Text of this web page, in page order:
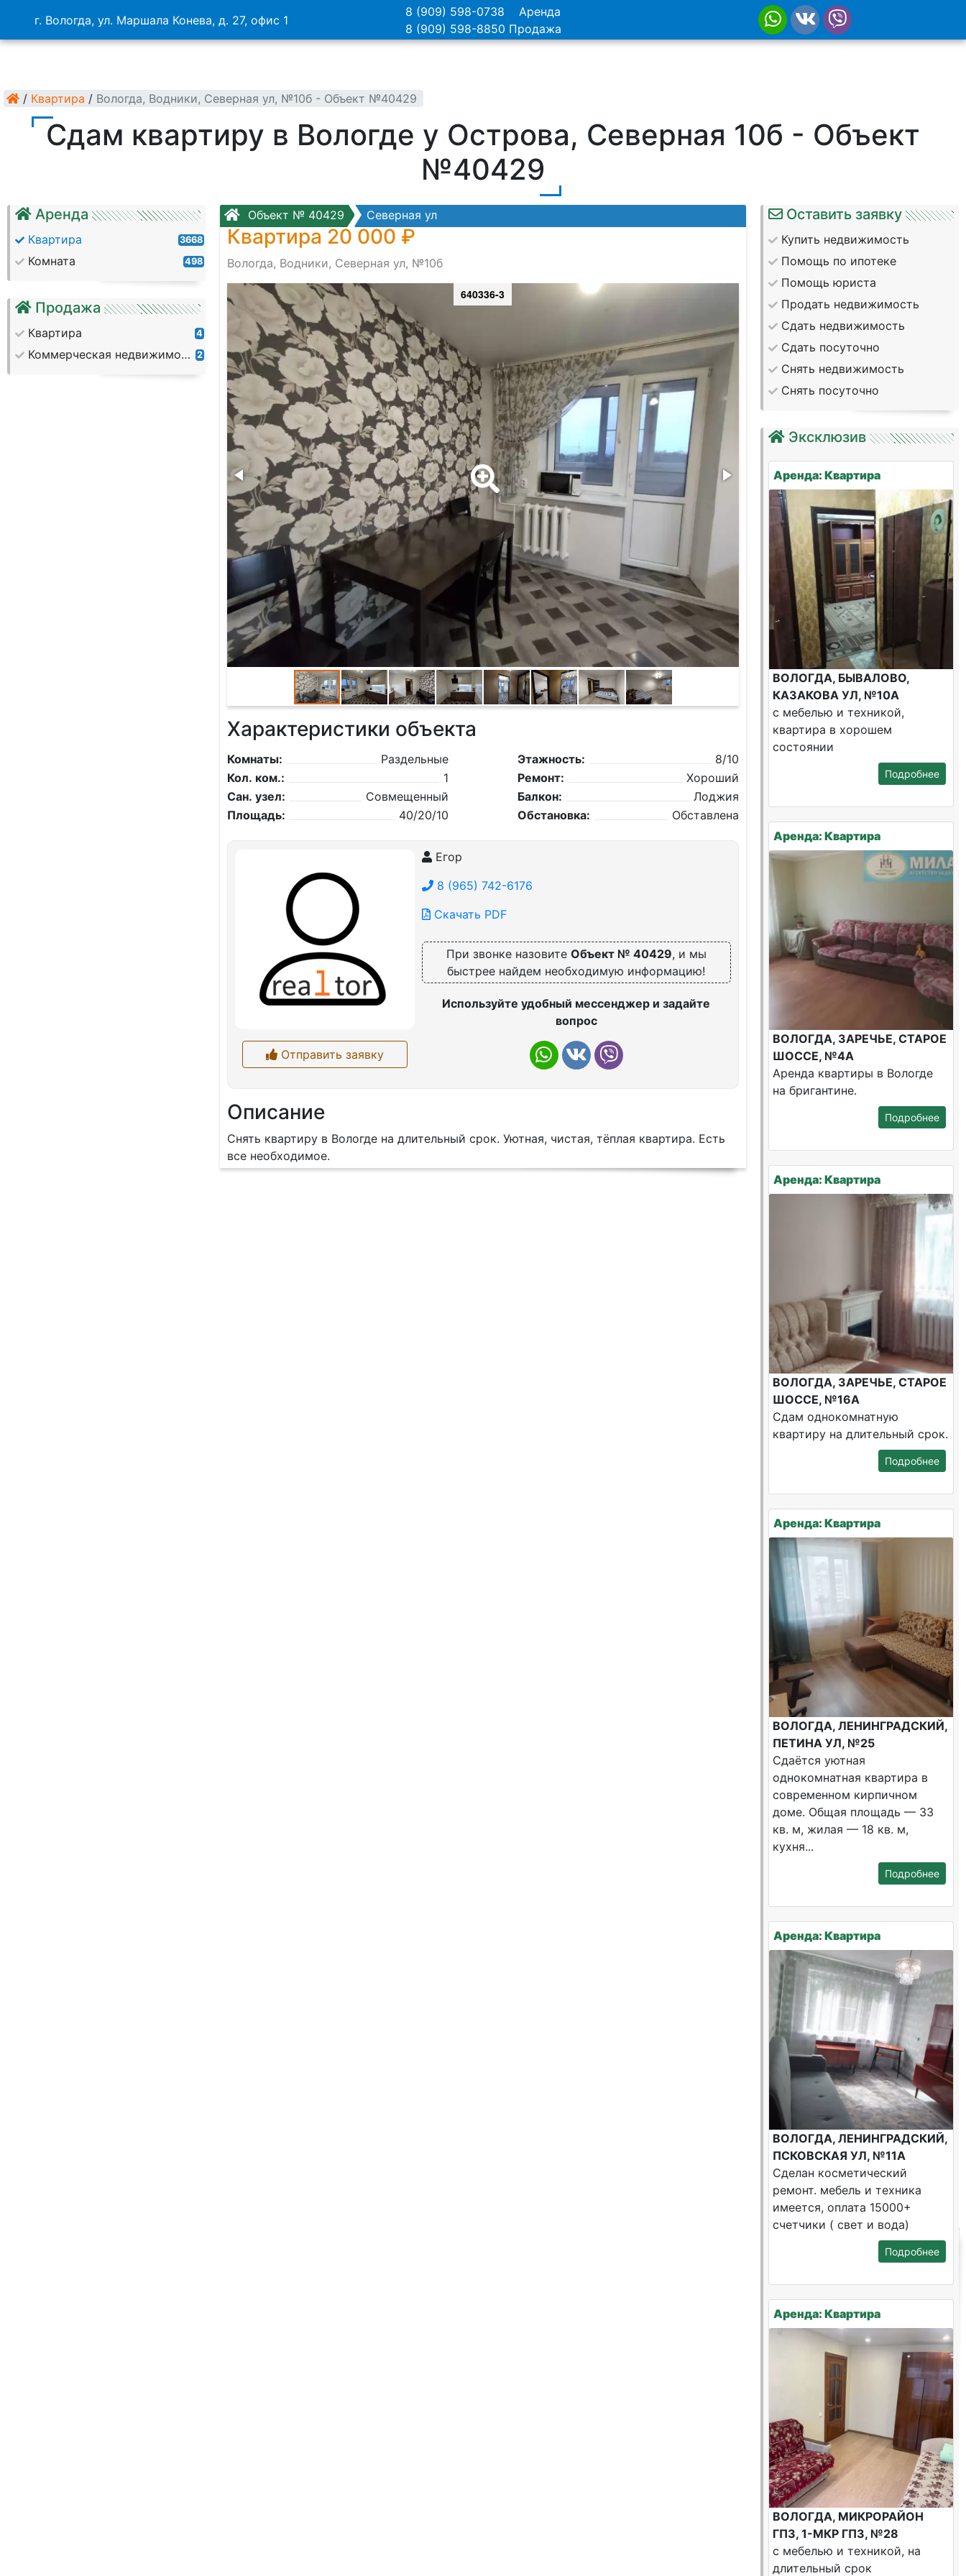
г. Вологда, ул. Маршала Конева, д. 27, офис 1
8 (909) 598-0738 Аренда
8 (909) 598-8850 Продажа
/ Квартира / Вологда, Водники, Северная ул, №10б - Объект №40429
Сдам квартиру в Вологде у Острова, Северная 10б - Объект
№40429
Аренда
Квартира 3668
Комната 498
Продажа
Квартира 4
Коммерческая недвижимость 2
Объект № 40429 Северная ул
Квартира 20 000 ₽
Вологда, Водники, Северная ул, №10б
640336-3
Характеристики объекта
Комнаты:
Раздельные
Кол. ком.:
1
Сан. узел:
Совмещенный
Площадь:
40/20/10
Этажность:
8/10
Ремонт:
Хороший
Балкон:
Лоджия
Обстановка:
Обставлена
Отправить заявку
Егор
8 (965) 742-6176
Скачать PDF
При звонке назовите Объект № 40429, и мы
быстрее найдем необходимую информацию!
Используйте удобный мессенджер и задайте
вопрос
Описание
Снять квартиру в Вологде на длительный срок. Уютная, чистая, тёплая квартира. Есть
все необходимое.
Оставить заявку
Купить недвижимость
Помощь по ипотеке
Помощь юриста
Продать недвижимость
Сдать недвижимость
Сдать посуточно
Снять недвижимость
Снять посуточно
Эксклюзив
Аренда: Квартира
ВОЛОГДА, БЫВАЛОВО,
КАЗАКОВА УЛ, №10А
с мебелью и техникой,
квартира в хорошем
состоянии
Подробнее
Аренда: Квартира
ВОЛОГДА, ЗАРЕЧЬЕ, СТАРОЕ
ШОССЕ, №4А
Аренда квартиры в Вологде
на бригантине.
Подробнее
Аренда: Квартира
ВОЛОГДА, ЗАРЕЧЬЕ, СТАРОЕ
ШОССЕ, №16А
Сдам однокомнатную
квартиру на длительный срок.
Подробнее
Аренда: Квартира
ВОЛОГДА, ЛЕНИНГРАДСКИЙ,
ПЕТИНА УЛ, №25
Сдаётся уютная
однокомнатная квартира в
современном кирпичном
доме. Общая площадь — 33
кв. м, жилая — 18 кв. м,
кухня...
Подробнее
Аренда: Квартира
ВОЛОГДА, ЛЕНИНГРАДСКИЙ,
ПСКОВСКАЯ УЛ, №11А
Сделан косметический
ремонт. мебель и техника
имеется, оплата 15000+
счетчики ( свет и вода)
Подробнее
Аренда: Квартира
ВОЛОГДА, МИКРОРАЙОН
ГПЗ, 1-МКР ГПЗ, №28
с мебелью и техникой, на
длительный срок